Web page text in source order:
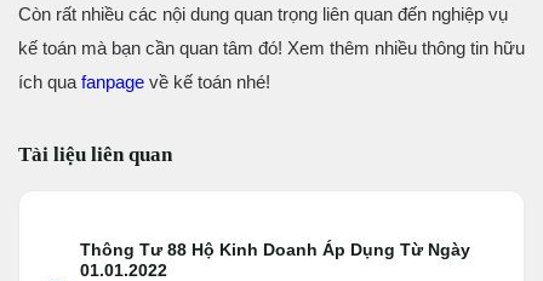
Còn rất nhiều các nội dung quan trọng liên quan đến nghiệp vụ
kế toán mà bạn cần quan tâm đó! Xem thêm nhiều thông tin hữu
ích qua fanpage về kế toán nhé!
Tài liệu liên quan
Thông Tư 88 Hộ Kinh Doanh Áp Dụng Từ Ngày
01.01.2022